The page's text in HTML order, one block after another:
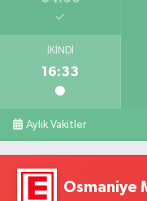
İKINDI
16:33
Aylık Vakitler
Osmaniye